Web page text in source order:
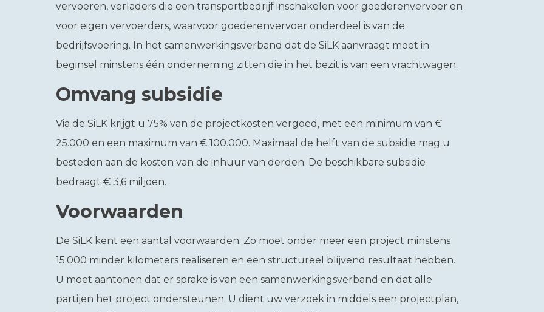
vervoeren, verladers die een transportbedrijf inschakelen voor goederenvervoer en
voor eigen vervoerders, waarvoor goederenvervoer onderdeel is van de
bedrijfsvoering. In het samenwerkingsverband dat de SiLK aanvraagt moet in
beginsel minstens één onderneming zitten die in het bezit is van een vrachtwagen.
Omvang subsidie
Via de SiLK krijgt u 75% van de projectkosten vergoed, met een minimum van €
25.000 en een maximum van € 100.000. Maximaal de helft van de subsidie mag u
besteden aan de kosten van de inhuur van derden. De beschikbare subsidie
bedraagt € 3,6 miljoen.
Voorwaarden
De SiLK kent een aantal voorwaarden. Zo moet onder meer een project minstens
15.000 minder kilometers realiseren en een structureel blijvend resultaat hebben.
U moet aantonen dat er sprake is van een samenwerkingsverband en dat alle
partijen het project ondersteunen. U dient uw verzoek in middels een projectplan,